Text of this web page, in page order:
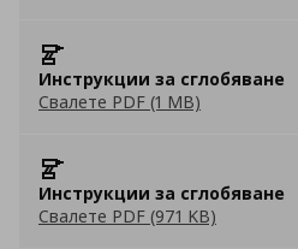
Инструкции за сглобяване
Свалете PDF (1 MB)
Инструкции за сглобяване
Свалете PDF (971 KB)